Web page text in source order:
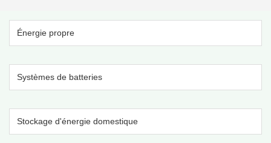
Énergie propre
Systèmes de batteries
Stockage d'énergie domestique